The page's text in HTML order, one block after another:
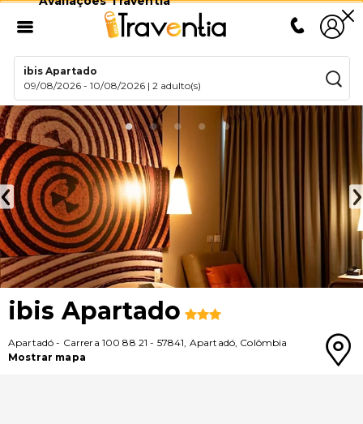
ibis Apartado
09/08/2026 -10/08/2026 |2 adulto(s)
ibis Apartado
Apartadó - Carrera 100 88 21 - 57841, Apartadó, Colômbia
Mostrar mapa